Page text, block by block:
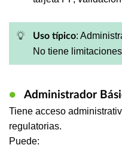
Uso típico:
No tiene
● Administrador
Tiene acceso
regulatorias.
Puede: